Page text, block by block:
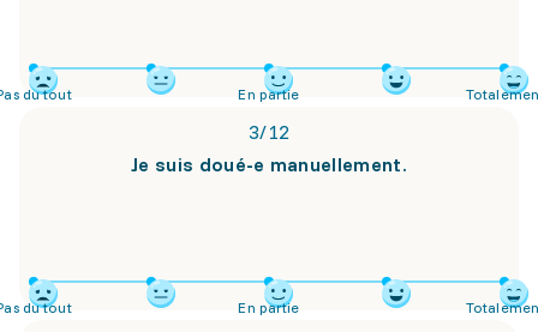
du tout En partie
3/12
Je suis doué-e manuellement.
du tout En partie